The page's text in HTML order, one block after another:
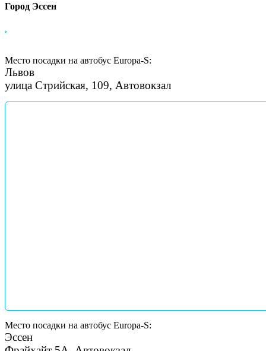
Город Эссен
Место посадки на автобус Europa-S:
Львов
улица Стрийская, 109, Автовокзал
Место посадки на автобус Europa-S:
Эссен